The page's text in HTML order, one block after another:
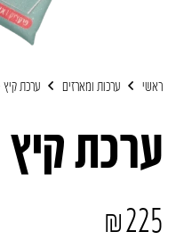
ראשי ערכות ומארזים ערכת קיץ
ערכת קיץ
₪225